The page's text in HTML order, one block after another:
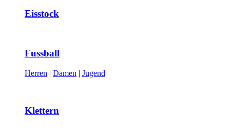
Eisstock
Fussball
Herren | Damen | Jugend
Klettern